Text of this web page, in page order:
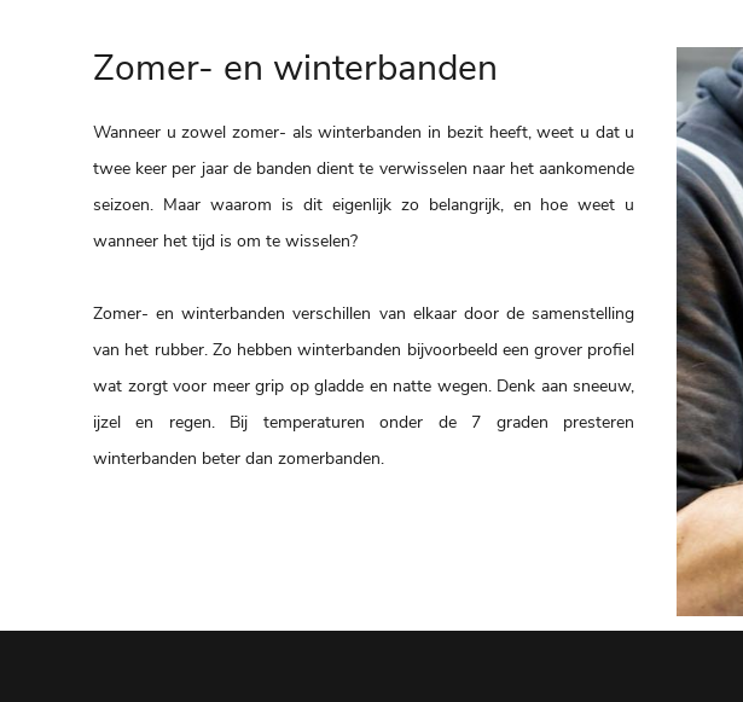
Zomer- en winterbanden
Wanneer u zowel zomer- als winterbanden in bezit heeft, weet u dat u
twee keer per jaar de banden dient te verwisselen naar het aankomende
seizoen. Maar waarom is dit eigenlijk zo belangrijk, en hoe weet u
wanneer het tijd is om te wisselen?
Zomer- en winterbanden verschillen van elkaar door de samenstelling
van het rubber. Zo hebben winterbanden bijvoorbeeld een grover profiel
wat zorgt voor meer grip op gladde en natte wegen. Denk aan sneeuw,
ijzel en regen. Bij temperaturen onder de 7 graden presteren
winterbanden beter dan zomerbanden.